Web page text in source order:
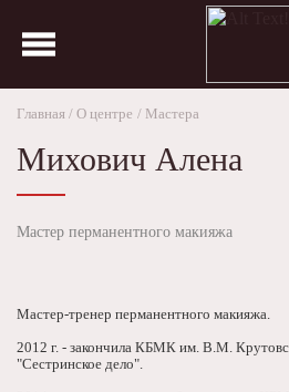
Главная О центре Мастера
Михович Алена
Мастер перманентного макияжа
Мастер-тренер перманентного макияжа.
2012 г. - закончила КБМК им. В.М.
"Сестринское дело".